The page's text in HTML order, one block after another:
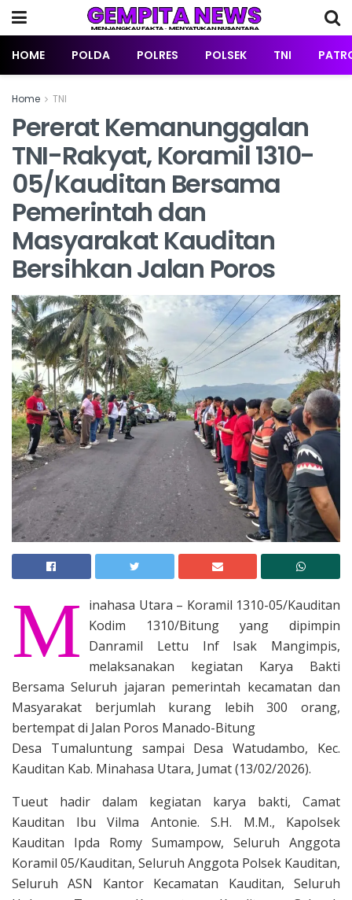
HOME POLDA POLRES POLSEK TNI
Home TNI
Pererat Kemanunggalan
TNI-Rakyat, Koramil 1310-
05/Kauditan Bersama
Pemerintah dan
Masyarakat Kauditan
Bersihkan Jalan Poros
M inahasa Utara – Koramil 1310-05/Kauditan
Kodim 1310/Bitung yang dipimpin
Danramil Lettu Inf Isak Mangimpis,
melaksanakan kegiatan Karya Bakti
Bersama Seluruh jajaran pemerintah kecamatan dan
Masyarakat berjumlah kurang lebih 300 orang,
bertempat di Jalan Poros Manado-Bitung
Desa Tumaluntung sampai Desa Watudambo, Kec.
Kauditan Kab. Minahasa Utara, Jumat (13/02/2026).
Tueut hadir dalam kegiatan karya bakti, Camat
Kauditan Ibu Vilma Antonie. S.H. M.M., Kapolsek
Kauditan Ipda Romy Sumampow, Seluruh Anggota
Koramil 05/Kauditan, Seluruh Anggota Polsek Kauditan,
Seluruh ASN Kantor Kecamatan Kauditan, Seluruh